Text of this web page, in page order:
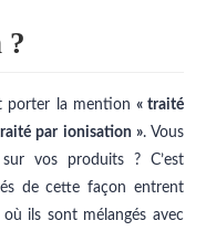
?
porter la mention « traité
par ionisation ». Vous
vos produits ? C’est
de cette façon entrent
où ils sont mélangés avec